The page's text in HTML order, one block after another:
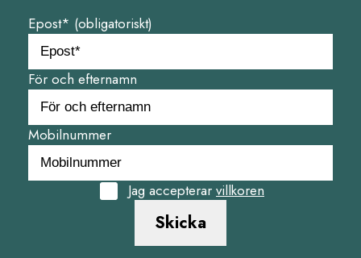
Epost* (obligatoriskt)
För och efternamn
Mobilnummer
Jag accepterar villkoren
Skicka